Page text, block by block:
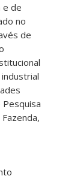
e de
no
de